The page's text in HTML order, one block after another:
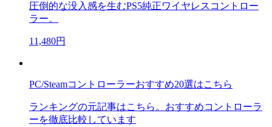
圧倒的な没入感を生むPS5純正ワイヤレスコントロー
ラー。
11,480円
PC/Steamコントローラーおすすめ20選はこちら
ランキングの元記事はこちら。おすすめコントローラ
ーを徹底比較しています